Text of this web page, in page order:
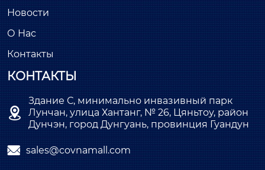
Новости
О Нас
Контакты
КОНТАКТЫ

Здание С, минимально инвазивный парк
Лунчан, улица Хантанг, № 26, Цяньтоу, район
Дунчэн, город Дунгуань, провинция Гуандун
 sales@covnamall.com